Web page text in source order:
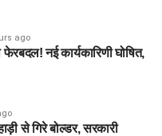
ago
नई कार्यकारिणी घोषित,
से गिरे बोल्डर, सरकारी